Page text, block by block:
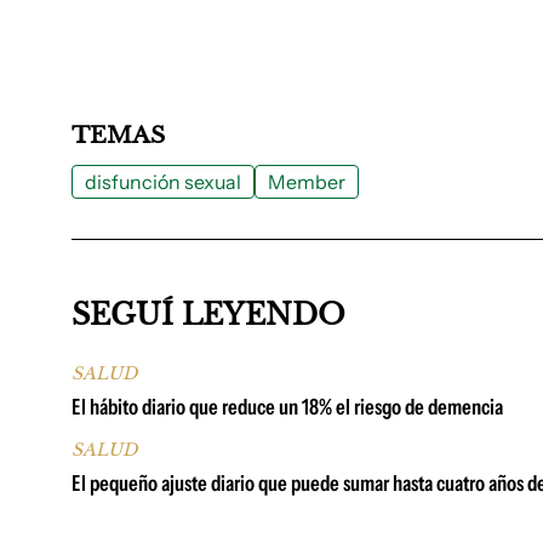
TEMAS
disfunción sexual Member
SEGUÍ LEYENDO
SALUD
El hábito diario que reduce un 18% el riesgo de demencia
SALUD
El pequeño ajuste diario que puede sumar hasta cuatro años